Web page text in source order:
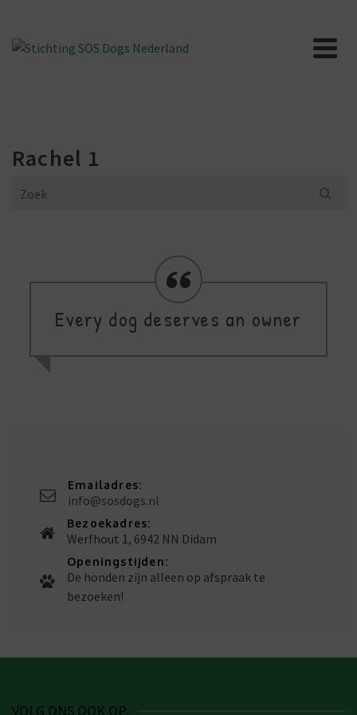
Rachel 1
Search
Every dog deserves an owner
Emailadres:
info@sosdogs.nl
Bezoekadres:
Werfhout 1, 6942 NN Didam
Openingstijden:
De honden zijn alleen op afspraak te
bezoeken!
VOLG ONS OOK OP: